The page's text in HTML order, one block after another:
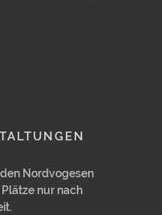
Nordvogesen
Plätze nur nach